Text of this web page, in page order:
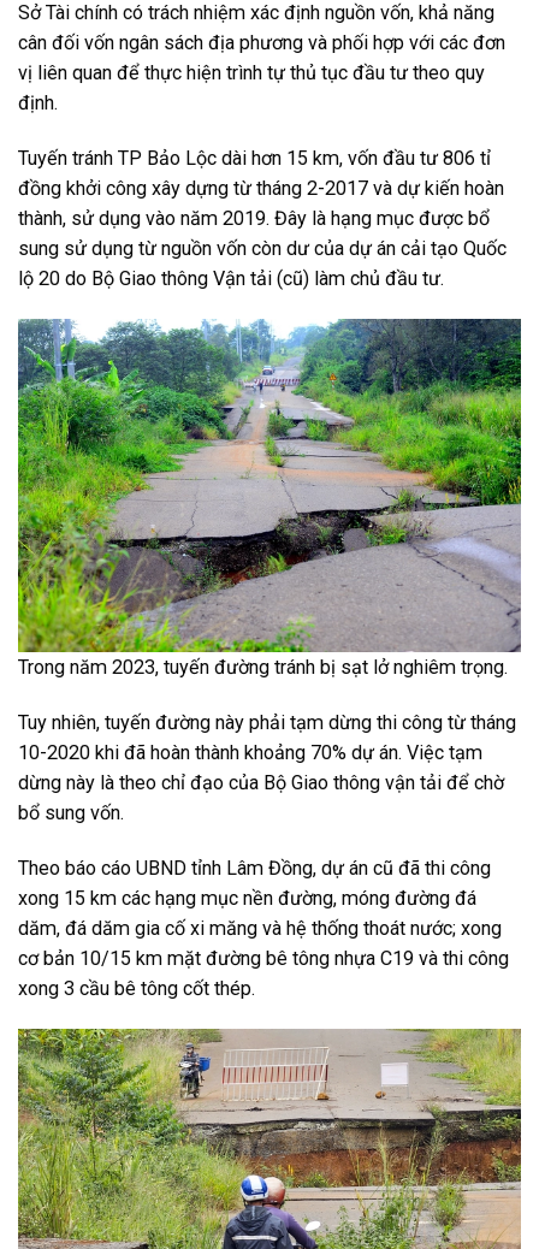
Sở Tài chính có trách nhiệm xác định nguồn vốn, khả năng
cân đối vốn ngân sách địa phương và phối hợp với các đơn
vị liên quan để thực hiện trình tự thủ tục đầu tư theo quy
định.
Tuyến tránh TP Bảo Lộc dài hơn 15 km, vốn đầu tư 806 tỉ
đồng khởi công xây dựng từ tháng 2-2017 và dự kiến hoàn
thành, sử dụng vào năm 2019. Đây là hạng mục được bổ
sung sử dụng từ nguồn vốn còn dư của dự án cải tạo Quốc
lộ 20 do Bộ Giao thông Vận tải (cũ) làm chủ đầu tư.
Trong năm 2023, tuyến đường tránh bị sạt lở nghiêm trọng.
Tuy nhiên, tuyến đường này phải tạm dừng thi công từ tháng
10-2020 khi đã hoàn thành khoảng 70% dự án. Việc tạm
dừng này là theo chỉ đạo của Bộ Giao thông vận tải để chờ
bổ sung vốn.
Theo báo cáo UBND tỉnh Lâm Đồng, dự án cũ đã thi công
xong 15 km các hạng mục nền đường, móng đường đá
dăm, đá dăm gia cố xi măng và hệ thống thoát nước; xong
cơ bản 10/15 km mặt đường bê tông nhựa C19 và thi công
xong 3 cầu bê tông cốt thép.